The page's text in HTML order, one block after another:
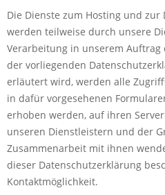
Die Dienste zum Hosting und
werden teilweise durch unsere
Verarbeitung in unserem Auftrag
der vorliegenden
erläutert wird, werden alle
in dafür vorgesehenen
erhoben werden, auf ihren
unseren Dienstleistern und der
Zusammenarbeit mit ihnen
dieser Datenschutzerklärung
Kontaktmöglichkeit.